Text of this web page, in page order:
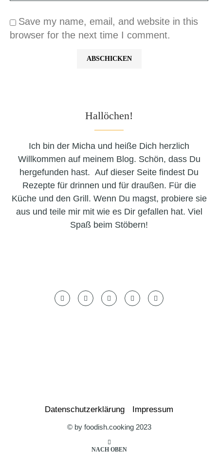
Save my name, email, and website in this
browser for the next time I comment.
Hallöchen!
Ich bin der Micha und heiße Dich herzlich
Willkommen auf meinem Blog. Schön, dass Du
hergefunden hast. Auf dieser Seite findest Du
Rezepte für drinnen und für draußen. Für die
Küche und den Grill. Wenn Du magst, probiere sie
aus und teile mir mit wie es Dir gefallen hat. Viel
Spaß beim Stöbern!
Datenschutzerklärung Impressum
© by foodish.cooking 2023
NACH OBEN